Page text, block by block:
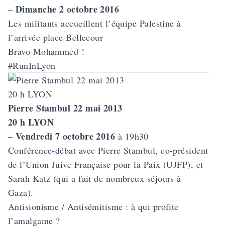
– Dimanche 2 octobre 2016
Les militants accueillent l’équipe Palestine à
l’arrivée place Bellecour
Bravo Mohammed !
#RunInLyon
Pierre Stambul 22 mai 2013
20 h LYON
– Vendredi 7 octobre 2016 à 19h30
Conférence-débat avec Pierre Stambul, co-président
de l’Union Juive Française pour la Paix (UJFP), et
Sarah Katz (qui a fait de nombreux séjours à
Gaza).
Antisionisme / Antisémitisme : à qui profite
l’amalgame ?